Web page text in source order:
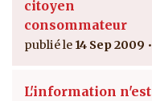
citoyen
consommateur
14 Sep 2009
L'information n'est